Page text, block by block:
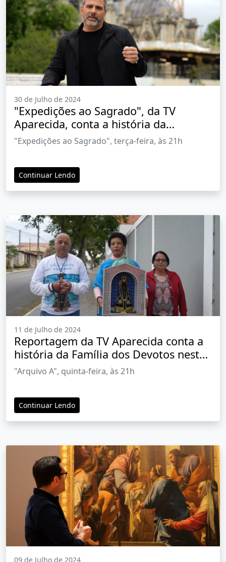
30 de Julho de 2024
"Expedições ao Sagrado", da TV
Aparecida, conta a história da
Catedral de Notre Dame nesta terça
(30)
"Expedições ao Sagrado", terça-feira, às 21h
Continuar Lendo
11 de Julho de 2024
Reportagem da TV Aparecida conta a
história da Família dos Devotos nesta
quinta-feria (11)
"Arquivo A", quinta-feira, às 21h
Continuar Lendo
09 de Julho de 2024